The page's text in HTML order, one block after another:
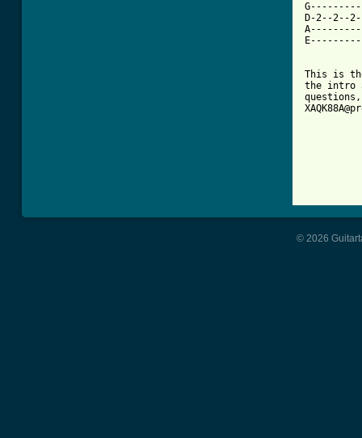
D-2--
This is
the intro
© 2026